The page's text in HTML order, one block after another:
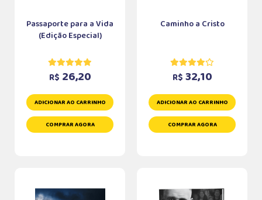
Passaporte para a Vida
(Edição Especial)
R$ 26,20
ADICIONAR AO CARRINHO
COMPRAR AGORA
Caminho a Cristo
R$ 32,10
ADICIONAR AO CARRINHO
COMPRAR AGORA